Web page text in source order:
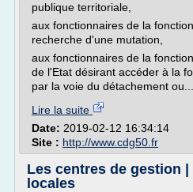
publique territoriale,
aux fonctionnaires de la
recherche d'une mutation,
aux fonctionnaires de la
de l'Etat désirant accéder à la
par la voie du détachement ou...
Lire la suite
Date: 2019-02-12 16:34:14
Site : http://www.cdg50.fr
Les centres de gestion
locales